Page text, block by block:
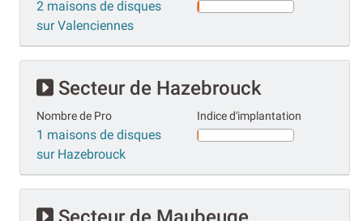
2 maisons de disques
sur Valenciennes
Secteur de Hazebrouck
Nombre de Pro
1 maisons de disques
sur Hazebrouck
Indice d'implantation